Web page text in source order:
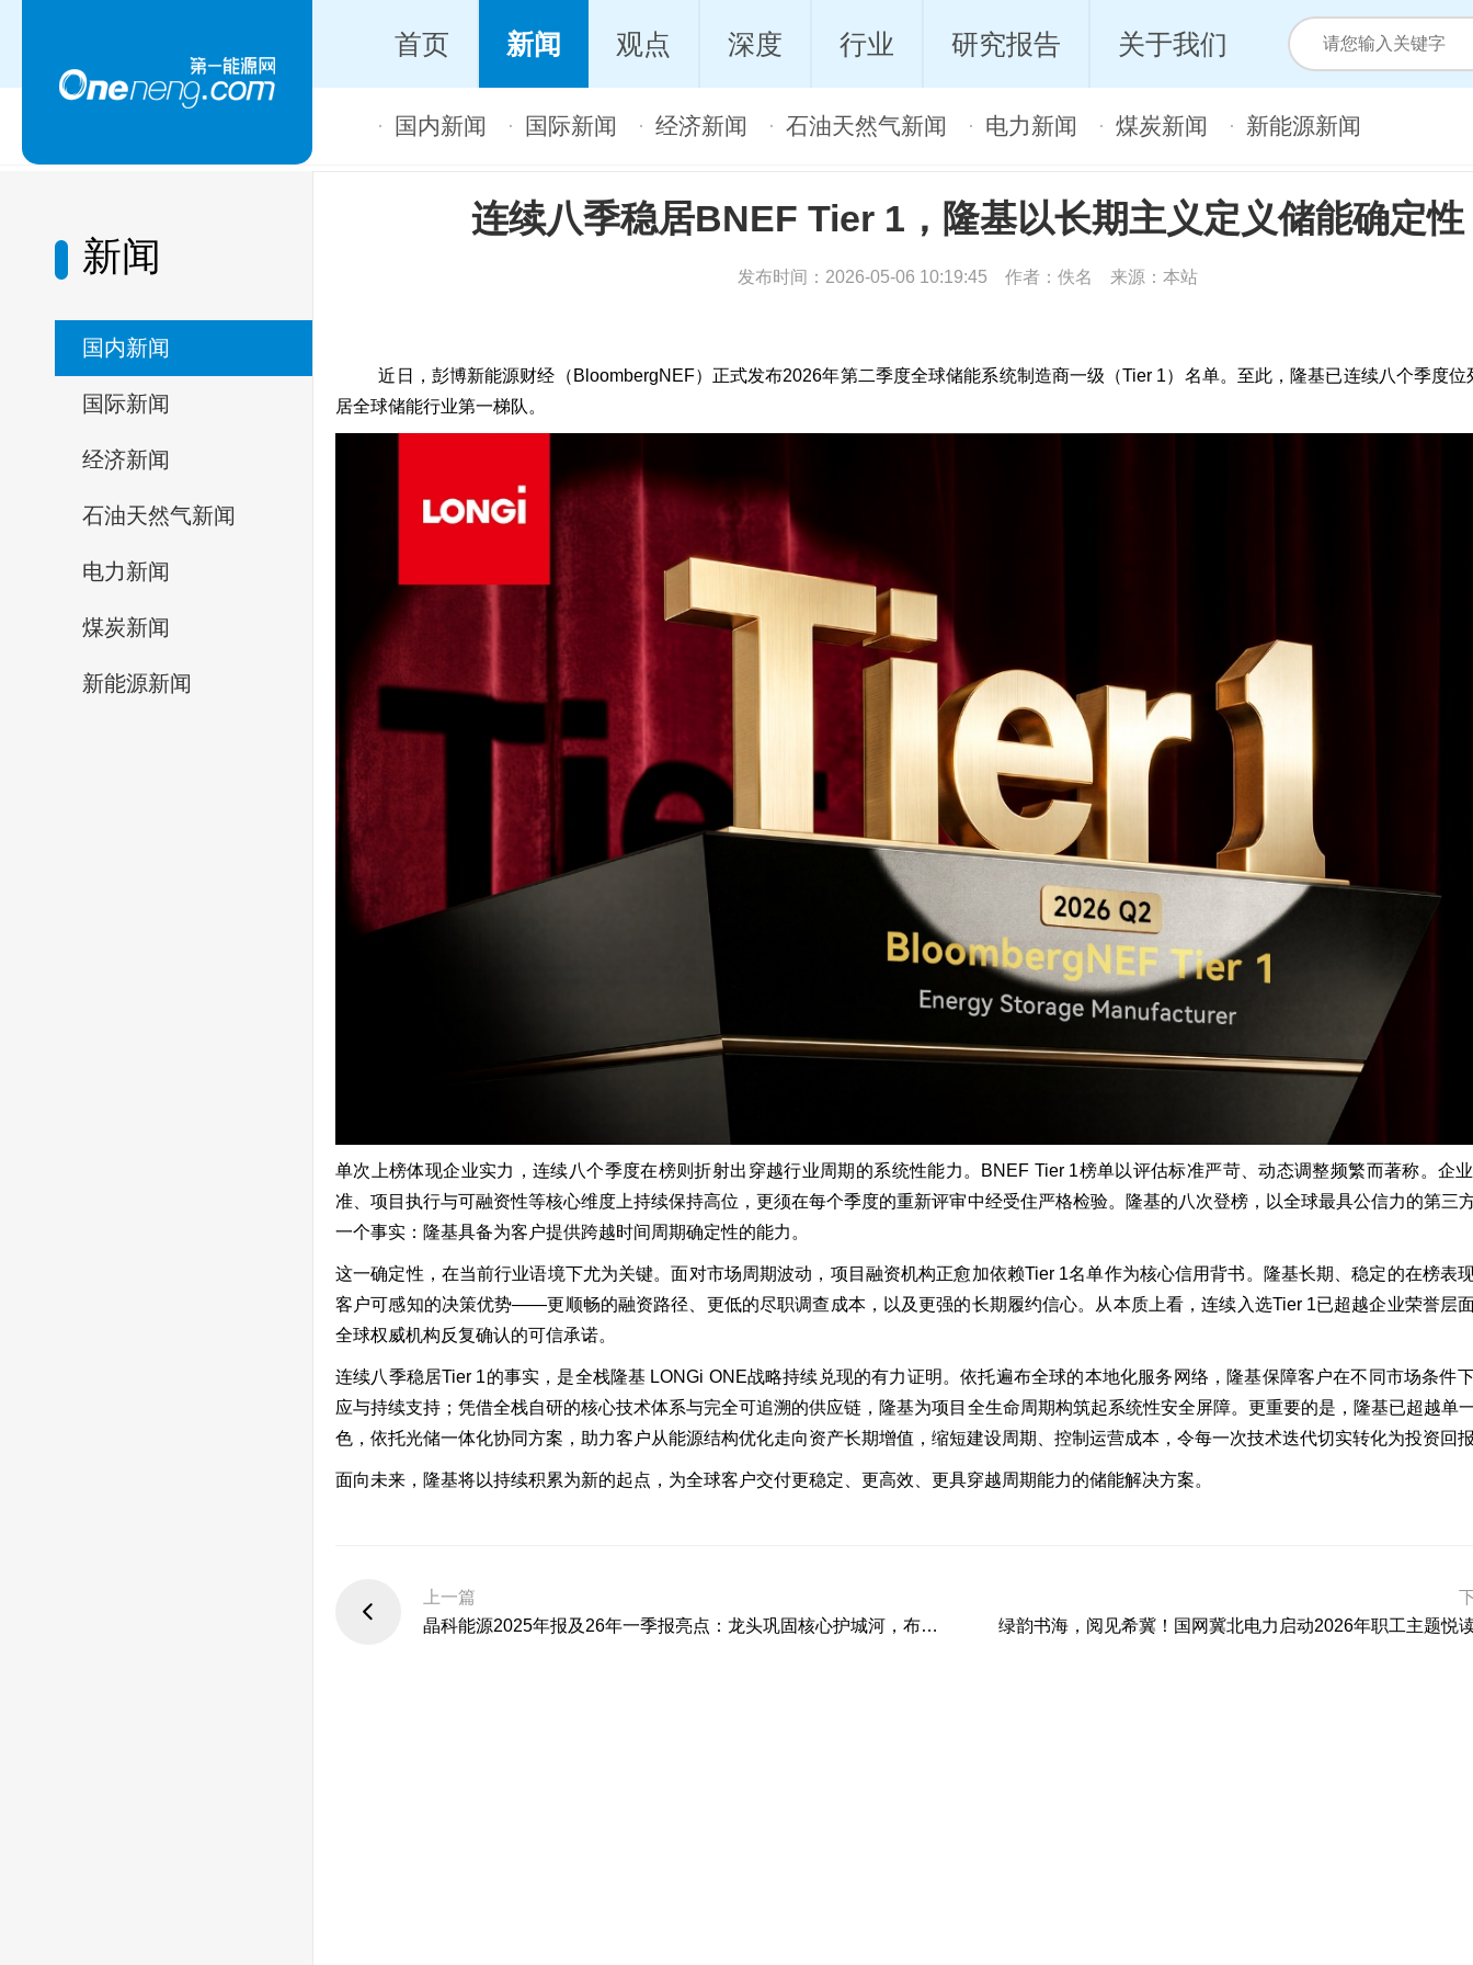
首页 新闻 观点 深度 行业 研究报告 关于我们
· 国内新闻 · 国际新闻 · 经济新闻 · 石油天然气新闻 · 电力新闻 · 煤炭新闻 · 新能源新闻
新闻
国内新闻
国际新闻
经济新闻
石油天然气新闻
电力新闻
煤炭新闻
新能源新闻
连续八季稳居BNEF Tier 1，隆基以长期主义定义储能确定性
发布时间：2026-05-06 10:19:45 作者：佚名 来源：本站
近日，彭博新能源财经（BloombergNEF）正式发布2026年第二季度全球储能系统制造商一级（Tier 1）名单。至此，隆基已连续八个季度位
居全球储能行业第一梯队。
单次上榜体现企业实力，连续八个季度在榜则折射出穿越行业周期的系统性能力。BNEF Tier 1榜单以评估标准严苛、动态调整频繁而著称。企
准、项目执行与可融资性等核心维度上持续保持高位，更须在每个季度的重新评审中经受住严格检验。隆基的八次登榜，以全球最具公信力的第三
一个事实：隆基具备为客户提供跨越时间周期确定性的能力。
这一确定性，在当前行业语境下尤为关键。面对市场周期波动，项目融资机构正愈加依赖Tier 1名单作为核心信用背书。隆基长期、稳定的在榜表
客户可感知的决策优势——更顺畅的融资路径、更低的尽职调查成本，以及更强的长期履约信心。从本质上看，连续入选Tier 1已超越企业荣誉层
全球权威机构反复确认的可信承诺。
连续八季稳居Tier 1的事实，是全栈隆基 LONGi ONE战略持续兑现的有力证明。依托遍布全球的本地化服务网络，隆基保障客户在不同市场条件
应与持续支持；凭借全栈自研的核心技术体系与完全可追溯的供应链，隆基为项目全生命周期构筑起系统性安全屏障。更重要的是，隆基已超越单
色，依托光储一体化协同方案，助力客户从能源结构优化走向资产长期增值，缩短建设周期、控制运营成本，令每一次技术迭代切实转化为投资回
面向未来，隆基将以持续积累为新的起点，为全球客户交付更稳定、更高效、更具穿越周期能力的储能解决方案。
上一篇
晶科能源2025年报及26年一季报亮点：龙头巩固核心护城河，布局
绿韵书海，阅见希冀！国网冀北电力启动2026年职工主题悦